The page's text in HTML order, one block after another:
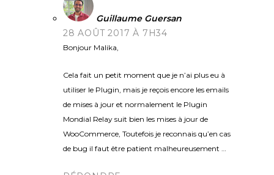
Guillaume Guersan
28 AOÛT 2017 À 7H34
Bonjour Malika,
Cela fait un petit moment que je n’ai plus eu à
utiliser le Plugin, mais je reçois encore les emails
de mises à jour et normalement le Plugin
Mondial Relay suit bien les mises à jour de
WooCommerce, Toutefois je reconnais qu’en cas
de bug il faut être patient malheureusement …